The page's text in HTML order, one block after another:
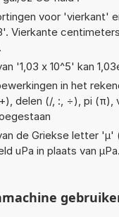
voor 'vierkant'
Vierkante
'1,03 x 10^5' kan
in het
delen (/, :, ÷), pi
de Griekse letter
uPa in plaats van µPa.